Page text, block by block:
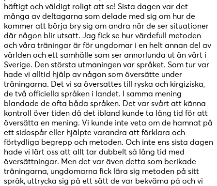
häftigt och väldigt roligt att se! Sista dagen var det
många av deltagarna som delade med sig om hur de
kommer att börja bry sig om andra när de ser situationer
där någon blir utsatt. Jag fick se hur värdefull metoden
och våra träningar är för ungdomar i en helt annan del av
världen och ett samhälle som ser annorlunda ut än vårt i
Sverige. Den största utmaningen var språket. Som tur var
hade vi alltid hjälp av någon som översätte under
träningarna. Det vi sa översattes till ryska och kirgiziska,
de två officiella språken i landet. I samma mening
blandade de ofta båda språken. Det var svårt att känna
kontroll över tiden då det ibland kunde ta lång tid för att
översätta en mening. Vi kunde inte veta om de hamnat på
ett sidospår eller hjälpte varandra att förklara och
förtydliga begrepp och metoden. Och inte ens sista dagen
hade vi lärt oss att allt tar dubbelt så lång tid med
översättningar. Men det var även detta som berikade
träningarna, ungdomarna fick lära sig metoden på sitt
språk, uttrycka sig på ett sätt de var bekväma på och vi